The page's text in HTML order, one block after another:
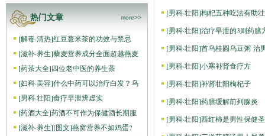
热门文章 more>>
[解毒·清热]红豆薏米茶的功效与禁忌
[滋补·养生]藜麦营养成分全面超越燕麦
[药茶大全]四位老中医的养生茶
[妇科·美容]什么中药可以治疗白发？乌
[男科·壮阳]食疗早泄辨虚实
[药酒大全]药酒不可作为保健酒长期服
[滋补·养生][图文]燕窝营养不如鸡蛋?
[男科·壮阳]枸杞五种吃法有助
[男科·壮阳]治疗早泄的3则药膳
[男科·壮阳]首乌桂圆乌豆粥 治
[男科·壮阳]小寒补肾食疗方
[男科·壮阳]补肾壮阳枸杞子
[男科·壮阳]药膳缓解前列腺炎
[男科·壮阳]西红柿是男性保健